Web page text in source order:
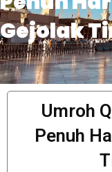
Gejolak
Umroh
Penuh